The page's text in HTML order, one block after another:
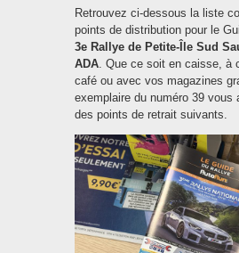
Retrouvez ci-dessous la liste
points de distribution pour le
3e Rallye de Petite-Île Sud
ADA. Que ce soit en caisse, à
café ou avec vos magazines
exemplaire du numéro 39 vous
des points de retrait suivants.